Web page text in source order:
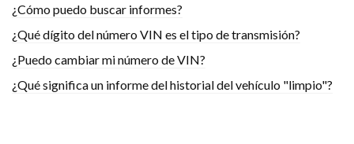
¿Cómo puedo buscar informes?
¿Qué dígito del número VIN es el tipo de transmisión?
¿Puedo cambiar mi número de VIN?
¿Qué significa un informe del historial del vehículo "limpio"?